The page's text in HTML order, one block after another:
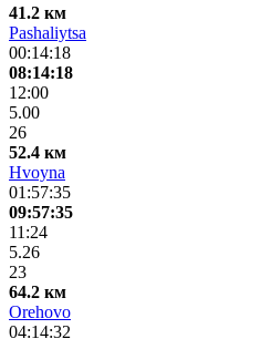
41.2 км
Pashaliytsa
00:14:18
08:14:18
12:00
5.00
26
52.4 км
Hvoyna
01:57:35
09:57:35
11:24
5.26
23
64.2 км
Orehovo
04:14:32